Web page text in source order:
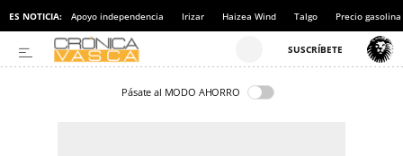
ES NOTICIA: Apoyo independencia Irizar Haizea Wind Talgo Precio gasolina
Pásate al MODO AHORRO